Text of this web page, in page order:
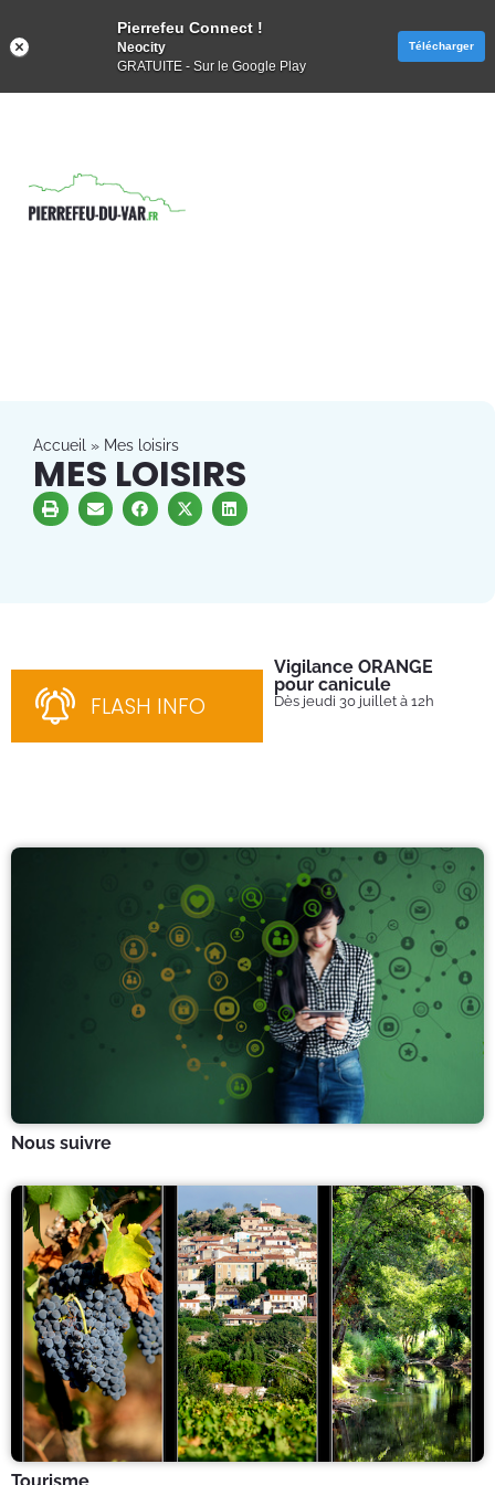
Accueil » Mes loisirs
MES LOISIRS
FLASH INFO
Vigilance ORANGE
pour canicule
Dès jeudi 30 juillet à 12h
Nous suivre
Pierrefeu Connect !
Neocity
GRATUITE - Sur le Google Play
Télécharger